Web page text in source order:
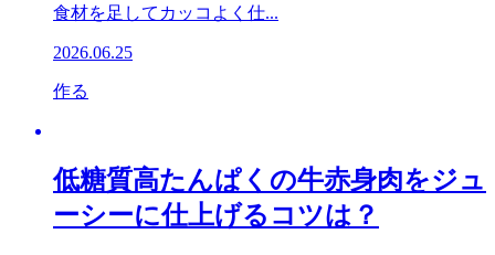
食材を足してカッコよく仕...
2026.06.25
作る
低糖質高たんぱくの牛赤身肉をジュ
ーシーに仕上げるコツは？